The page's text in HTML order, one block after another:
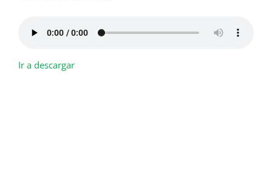
Ir a descargar